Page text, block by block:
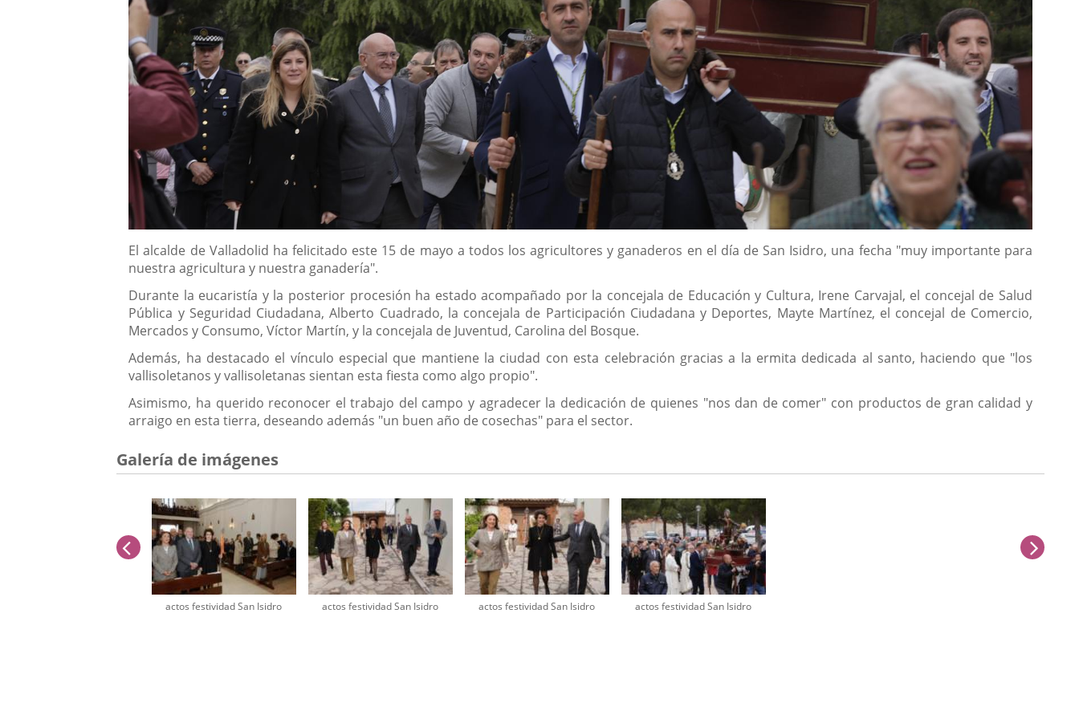
Descripción
El alcalde de Valladolid ha felicitado este 15 de mayo a todos los agricultores y ganaderos en el día de San Isidro, una fecha "muy importante para
nuestra agricultura y nuestra ganadería".
Durante la eucaristía y la posterior procesión ha estado acompañado por la concejala de Educación y Cultura, Irene Carvajal, el concejal de Salud
Pública y Seguridad Ciudadana, Alberto Cuadrado, la concejala de Participación Ciudadana y Deportes, Mayte Martínez, el concejal de Comercio,
Mercados y Consumo, Víctor Martín, y la concejala de Juventud, Carolina del Bosque.
Además, ha destacado el vínculo especial que mantiene la ciudad con esta celebración gracias a la ermita dedicada al santo, haciendo que "los
vallisoletanos y vallisoletanas sientan esta fiesta como algo propio".
Asimismo, ha querido reconocer el trabajo del campo y agradecer la dedicación de quienes "nos dan de comer" con productos de gran calidad y
arraigo en esta tierra, deseando además "un buen año de cosechas" para el sector.
Galería de imágenes
actos festividad San Isidro actos festividad San Isidro actos festividad San Isidro actos festividad San Isidro
anterior